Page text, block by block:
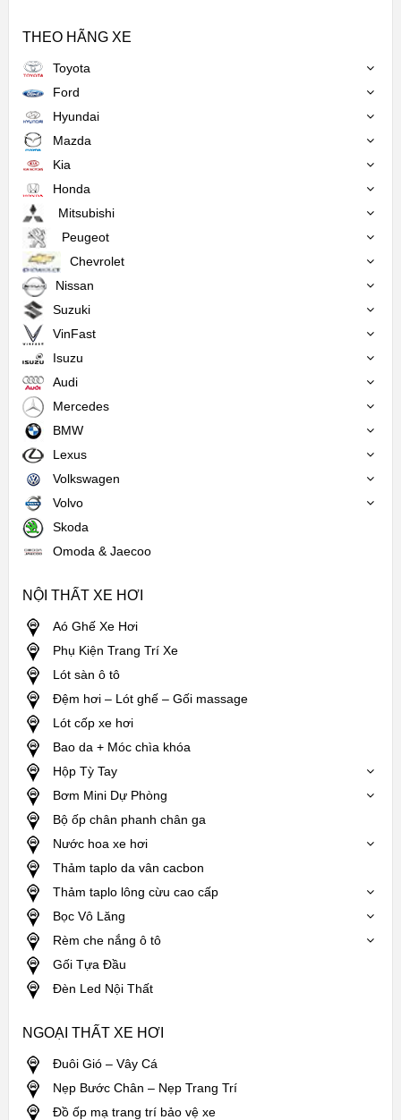
THEO HÃNG XE
Toyota
Ford
Hyundai
Mazda
Kia
Honda
Mitsubishi
Peugeot
Chevrolet
Nissan
Suzuki
VinFast
Isuzu
Audi
Mercedes
BMW
Lexus
Volkswagen
Volvo
Skoda
Omoda & Jaecoo
NỘI THẤT XE HƠI
Aó Ghế Xe Hơi
Phụ Kiện Trang Trí Xe
Lót sàn ô tô
Đệm hơi – Lót ghế – Gối massage
Lót cốp xe hơi
Bao da + Móc chìa khóa
Hộp Tỳ Tay
Bơm Mini Dự Phòng
Bộ ốp chân phanh chân ga
Nước hoa xe hơi
Thảm taplo da vân cacbon
Thảm taplo lông cừu cao cấp
Bọc Vô Lăng
Rèm che nắng ô tô
Gối Tựa Đầu
Đèn Led Nội Thất
NGOẠI THẤT XE HƠI
Đuôi Gió – Vây Cá
Nẹp Bước Chân – Nẹp Trang Trí
Đồ ốp mạ trang trí bảo vệ xe